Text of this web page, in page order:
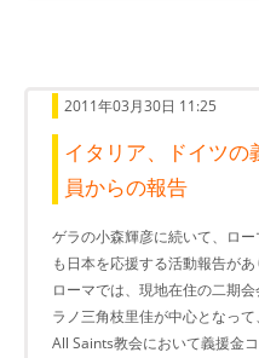
2011年03月30日 11:25
イタリア、ドイツの
員からの報告
ゲラの小森輝彦に続いて、ロ
も日本を応援する活動報告があ
ローマでは、現地在住の二期
ラノ三角枝里佳が中心となっ
All Saints教会において義援金